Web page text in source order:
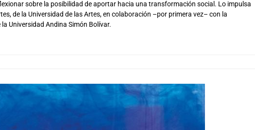
sobre la posibilidad de aportar hacia una transformación social. Lo impulsa
de la Universidad de las Artes, en colaboración –por primera vez– con la
Universidad Andina Simón Bolívar.